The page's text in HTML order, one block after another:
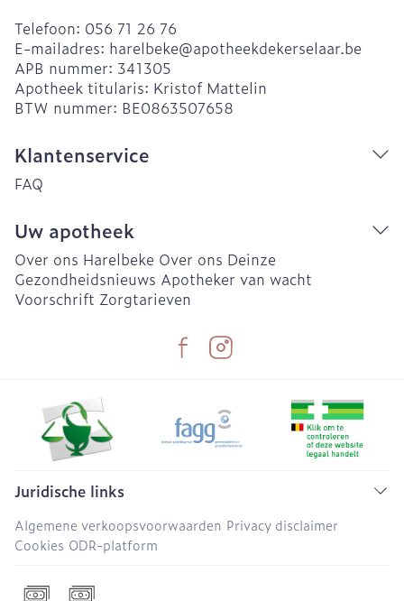
Telefoon: 056 71 26 76
E-mailadres: harelbeke@apotheekdekerselaar.be
APB nummer: 341305
Apotheek titularis: Kristof Mattelin
BTW nummer: BE0863507658
Klantenservice
FAQ
Uw apotheek
Over ons Harelbeke Over ons Deinze
Gezondheidsnieuws Apotheker van wacht
Voorschrift Zorgtarieven
Juridische links
Algemene verkoopsvoorwaarden Privacy disclaimer
Cookies ODR-platform